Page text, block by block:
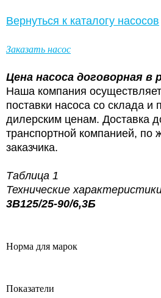
Вернуться к каталогу насосов
Заказать насос
Цена насоса договорная в
Наша компания
поставки насоса со склада и
дилерским ценам. Доставка
транспортной компанией, по
заказчика.
Таблица 1
Технические
3В125/25-90/6,3Б
Норма для марок
Показатели